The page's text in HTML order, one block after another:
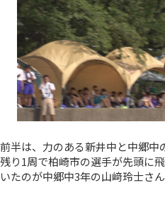
前半は、力のある新井中と中郷中
残り1周で柏崎市の選手が先頭に
いたのが中郷中3年の山﨑玲士さん